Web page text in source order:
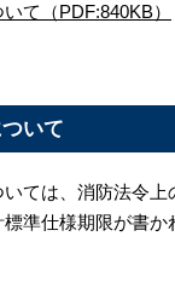
て（PDF:840KB）
いて
ては、消防法令
準仕様期限が書